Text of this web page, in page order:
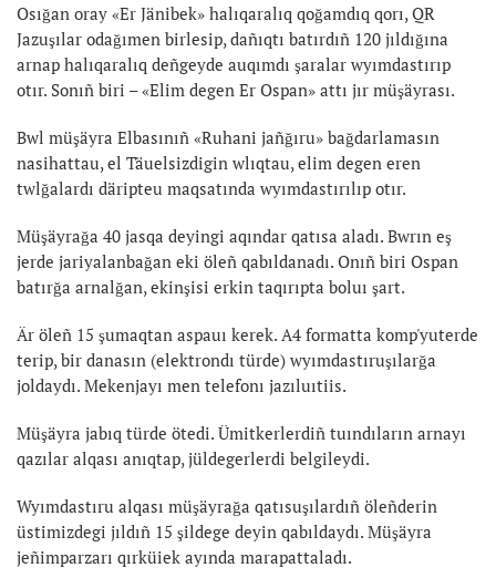
Osığan oray «Er Jänibek» halıqaralıq qoğamdıq qorı, QR
Jazuşılar odağımen birlesip, dañıqtı batırdıñ 120 jıldığına
arnap halıqaralıq deñgeyde auqımdı şaralar wyımdastırıp
otır. Sonıñ biri – «Elim degen Er Ospan» attı jır müşäyrası.
Bwl müşäyra Elbasınıñ «Ruhani jañğıru» bağdarlamasın
nasihattau, el Täuelsizdigin wlıqtau, elim degen eren
twlğalardı däripteu maqsatında wyımdastırılıp otır.
Müşäyrağa 40 jasqa deyingi aqındar qatısa aladı. Bwrın eş
jerde jariyalanbağan eki öleñ qabıldanadı. Onıñ biri Ospan
batırğa arnalğan, ekinşisi erkin taqırıpta boluı şart.
Är öleñ 15 şumaqtan aspauı kerek. A4 formatta komp'yuterde
terip, bir danasın (elektrondı türde) wyımdastıruşılarğa
joldaydı. Mekenjayı men telefonı jazıluıtiis.
Müşäyra jabıq türde ötedi. Ümitkerlerdiñ tuındıların arnayı
qazılar alqası anıqtap, jüldegerlerdi belgileydi.
Wyımdastıru alqası müşäyrağa qatısuşılardıñ öleñderin
üstimizdegi jıldıñ 15 şildege deyin qabıldaydı. Müşäyra
jeñimparzarı qırküiek ayında marapattaladı.